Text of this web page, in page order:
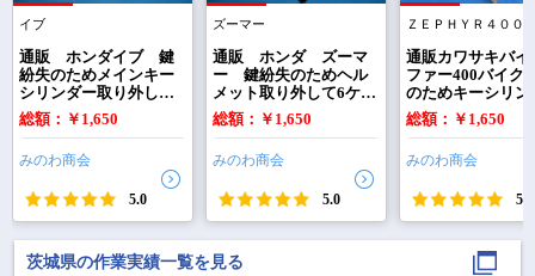
イブ
通販 ホンダイブ 鍵
紛失のためメインキー
シリンダー取り外して6
ケタ打刻番号お知らせ
いただきました キー
号から鍵作製できまし
総額：￥1,650
みのわ商会
5.0
ズーマー
通販 ホンダ ズーマ
ー 鍵紛失のためヘル
メット取り外して6ケタ
の打刻番号お知らせい
ただき合鍵作製できま
ニッションキーシリン
ダー取り外しても番号
打刻ありません
総額：￥1,650
みのわ商会
5.0
ＺＥＰＨＹＲ４００
通販カワサキバイ
ファー400バイク
のためキーシリン
をバイク本体から
外しZ5000番台の
できます 1本で
合はヘルメットホ
ーで確認できます
ンキーシリンダー
総額：￥1,650
みのわ商会
5.0
茨城県の作業実績一覧を見る
相場をチェック！
車種選択するだけ、かんたん相場検索
まずはメーカーを選択する
車種